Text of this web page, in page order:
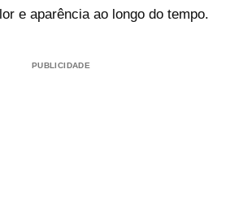
e aparência ao longo do tempo.
PUBLICIDADE